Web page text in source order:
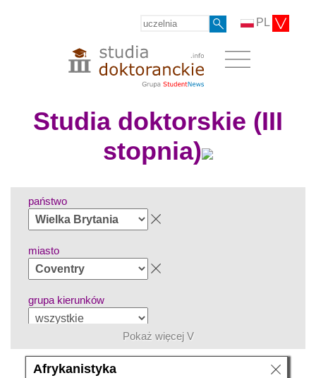
PL
Studia doktorskie (III
stopnia)
państwo
miasto
grupa kierunków
język
Pokaż więcej V